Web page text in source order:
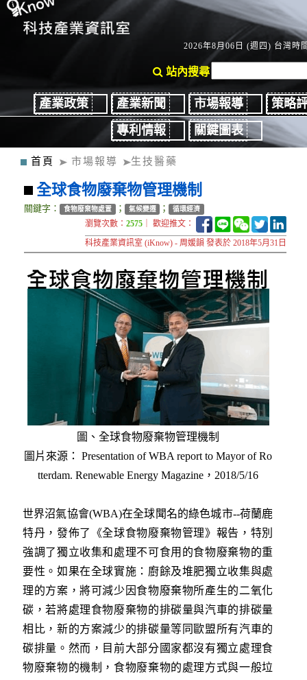
2026年8月06日 (週四) 台灣時
站內搜尋
產業政策 產業新聞 市場報導
策略
專利情報
關鍵圖表
首頁 市場報導 生技醫藥
全球食物廢棄物管理機制
關鍵字： 食物廢棄物處置 ； 氣候變遷 ； 循環經濟
瀏覽次數：2575 ｜ 歡迎推文：
科技產業資訊室 (iKnow) - 周媛韻 發表於 2018年5月31日
圖、全球食物廢棄物管理機制
圖片來源： Presentation of WBA report to Mayor of Ro
tterdam. Renewable Energy Magazine，2018/5/16
世界沼氣協會(WBA)在全球聞名的綠色城市--荷蘭鹿
特丹，發佈了《全球食物廢棄物管理》報告，特別
強調了獨立收集和處理不可食用的食物廢棄物的重
要性。如果在全球實施：廚餘及堆肥獨立收集與處
理的方案，將可減少因食物廢棄物所產生的二氧化
碳，若將處理食物廢棄物的排碳量與汽車的排碳量
相比，新的方案減少的排碳量等同歐盟所有汽車的
碳排量。然而，目前大部分國家都沒有獨立處理食
物廢棄物的機制，食物廢棄物的處理方式與一般垃